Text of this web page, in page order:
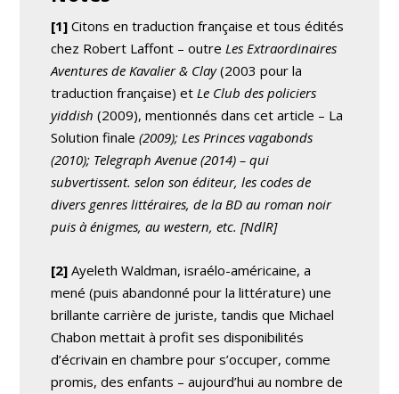
[1] Citons en traduction française et tous édités
chez Robert Laffont – outreLes Extraordinaires
Aventures de Kavalier & Clay(2003 pour la
traduction française) etLe Club des policiers
yiddish (2009), mentionnés dans cet article – La
Solution finale (2009);Les Princes vagabonds
(2010); Telegraph Avenue (2014) – qui
subvertissent. selon son éditeur, les codes de
divers genres littéraires, de la BD au roman noir
puis à énigmes, au western, etc.[NdlR]
[2] Ayeleth Waldman, israélo-américaine, a
mené (puis abandonné pour la littérature) une
brillante carrière de juriste, tandis que Michael
Chabon mettait à profit ses disponibilités
d’écrivain en chambre pour s’occuper, comme
promis, des enfants – aujourd’hui au nombre de